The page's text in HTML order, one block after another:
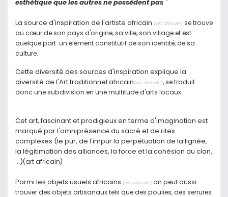
esthétique que les autres ne possèdent pas "
La source d'inspiration de l'artiste africain (art africain) se trouve
au cœur de son pays d'origine, sa ville, son village et est
quelque part un élément constitutif de son identité, de sa
culture.
Cette diversité des sources d'inspiration explique la
diversité de l'Art traditionnel africain(art africain), se traduit
donc une subdivision en une multitude d'arts locaux.
Cet art, fascinant et prodigieux en terme d'imagination est
marqué par l'omniprésence du sacré et de rites
complexes (le pur, de l'impur la perpétuation de la lignée,
la légitimation des alliances, la force et la cohésion du clan,
…)(art africain)
Parmi les objets usuels africains (art africain) on peut aussi
trouver des objets artisanaux tels que des poulies, des serrures